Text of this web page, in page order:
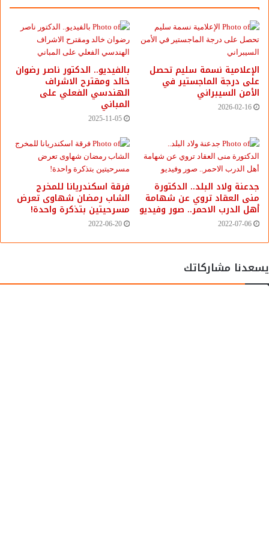
الإعلامية نسمة سليم تحصل
على درجة الماجستير في
الأمن السيبراني
2026-02-16
بالفيديو.. ‎الدكتور ناصر رضوان
خالد ومقترح الاشراف
الهندسي الفعلي على
المباني
2025-11-05
جدعنة ولاد البلد.. الدكتورة
منى العقاد تروي عن شهامة
أهل الدرب الاحمر.. صور وفيديو
2022-07-06
فرقة اسكندريانا للمخرج
الشاب رمضان شهاوى تعرض
مسرحيتين بتذكرة واحدة!
2022-06-20
يسعدنا مشاركاتك